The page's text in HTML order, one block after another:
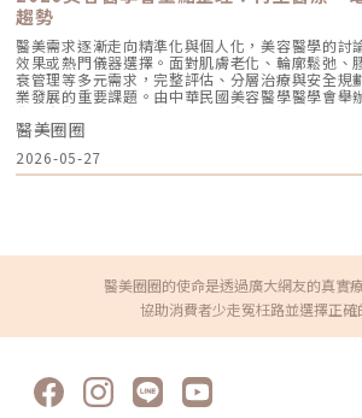
學精神，童妍針也成了他在進行其他療程時的最佳
旋乳酸微粒為主成分的童妍針，設計了一套專為求
最佳方案-減齡三部曲，透過三次療程由內而外逆
時的狀態。 「很少有產品經得起長時間的考驗。
的林依吟醫師說明，童妍針累積無數大型臨床實驗
產品的穩定性、效果及安全性都讓人更加安心。童
充劑，可以避免現代人擔心的饅化問題，也是少數
喜愛的療程。「了解自己」就是變美的第一步前面
質，其實我也常用於修復臉部表皮痘疤凹痕，效果
師分享。對於美有獨特見解的她，有時候還會勸退
酸微粒，可以活化纖維母細胞，就像增加工廠，製
覺得童妍針更像是注射型的保養品，因為童妍針只
西，而非改變長相。透過膠原蛋白一天一天的生長
變得豐盈、透亮，。效果長達25個月，讓求美者自
采。 時間讓肌膚老化，但也呈現不同美的樣貌，
熙醫師而言，以自然、精緻、最高質感為使命的童
解方。《歡慶童妍針全球上市25週年》 2024 /
台北信義 微風松高 H&M前廣場 現場拍照打卡就有
趨勢
醫美需求逐漸走向精準化與個人化，美容醫學的討
效果或熱門儀器選擇。面對肌膚老化、輪廓鬆弛、
衰管理等多元需求，完整評估、分層治療與安全規
業發展的重要課題。由中華民國美容醫學醫學會舉
學國際學術研討會暨會員代表大會」，於2026年4
國際會議中心盛大登場。大會現場人潮踴躍，匯集
專家學者與產業代表，透過學術議程與展區交流，
演進與市場發展方向。本次研討會聚焦再生醫療新
電音波技術演進、電漿醫學應用、再生填充技術、
胞層級變化等更全面的面向。本次大會中，多場議
展開。例如西園醫療體系永越健康管理中心唐雲華
蒙來抗老」、臺灣人體生物資料庫資訊長蘇明威博
「老化」的理解也因此更趨細緻。老化不只是外觀
也可能與肌膚修復能力、膠原流失、代謝狀態與整
醫美圈圈
2026-05-27
醫美圈圈的使命是透過廣大網友的真實
協助消費者少走冤枉路並選擇正確